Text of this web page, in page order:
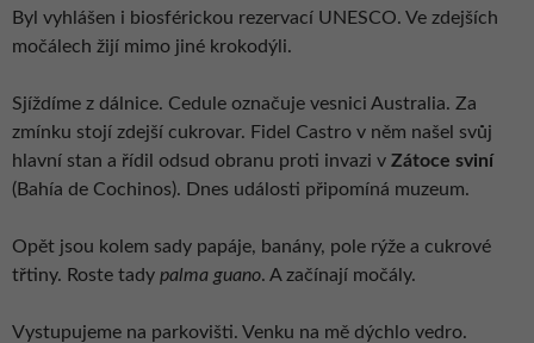
Byl vyhlášen i biosférickou rezervací UNESCO. Ve zdejších
močálech žijí mimo jiné krokodýli.
Sjíždíme z dálnice. Cedule označuje vesnici Australia. Za
zmínku stojí zdejší cukrovar. Fidel Castro v něm našel svůj
hlavní stan a řídil odsud obranu proti invazi v Zátoce sviní
(Bahía de Cochinos). Dnes události připomíná muzeum.
Opět jsou kolem sady papáje, banány, pole rýže a cukrové
třtiny. Roste tady palma guano. A začínají močály.
Vystupujeme na parkovišti. Venku na mě dýchlo vedro.